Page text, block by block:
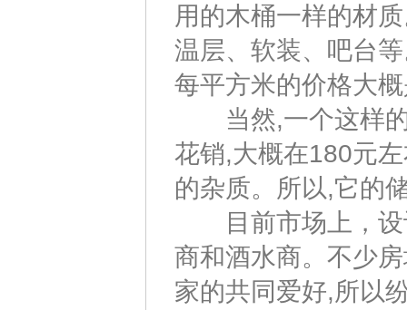
用的木桶一样的材
温层、软装、吧台
每平方米的价格大
当然,一个这样的
花销,大概在180元
的杂质。所以,它的
目前市场上，设
商和酒水商。不少
家的共同爱好,所以